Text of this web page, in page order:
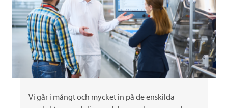
Vi går i mångt och mycket in på de enskilda